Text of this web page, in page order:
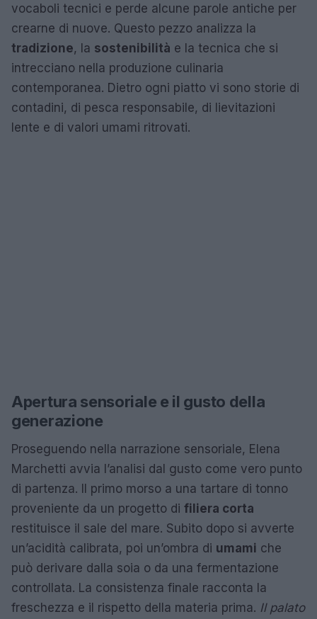
vocaboli tecnici e perde alcune parole antiche per
crearne di nuove. Questo pezzo analizza la
tradizione, la sostenibilità e la tecnica che si
intrecciano nella produzione culinaria
contemporanea. Dietro ogni piatto vi sono storie di
contadini, di pesca responsabile, di lievitazioni
lente e di valori umami ritrovati.
Apertura sensoriale e il gusto della
generazione
Proseguendo nella narrazione sensoriale, Elena
Marchetti avvia l’analisi dal gusto come vero punto
di partenza. Il primo morso a una tartare di tonno
proveniente da un progetto di filiera corta
restituisce il sale del mare. Subito dopo si avverte
un’acidità calibrata, poi un’ombra di umami che
può derivare dalla soia o da una fermentazione
controllata. La consistenza finale racconta la
freschezza e il rispetto della materia prima. Il palato